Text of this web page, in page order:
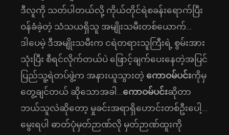
ဒီလူကို သတ်ပါတယ်လို့ ကိုယ်တိုင်ရဲစခန်းရောက်ပြီး
ဝန်ခံခဲ့တဲ့ သံသယရှိသူ အမျိုးသမီးတစ်ယောက်…
ဒါပေမဲ့ ဒီအမျိုးသမီးက ငရဲတရားသူကြီးရဲ့ စွမ်းအား
သုံးပြီး စီရင်လိုက်တယ်ပဲ ဖြောင့်ချက်ပေးနေတဲ့အပြင်
ပြည်သူ့ရဲတပ်ဖွဲ့က အနားယူသွားတဲ့ ကောဝမ်ပင်းကိုမှ
တွေ့ချင်တယ် ဆိုသောအခါ…ကောဝမ်ပင်းဆိုတာ
ဘယ်သူလဲဆိုတော့ မှုခင်းအရာရှိဟောင်းတစ်ဦးပေါ့…
မွေးရပါ ဓာတ်ပုံမှတ်ဉာဏ်လို မှတ်ဉာဏ်ထူးကို